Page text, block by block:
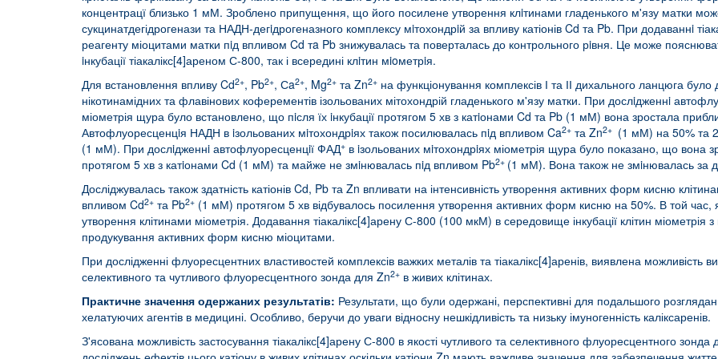
концентрацї близько 1 мМ. Зроблено припущення, що його посилене утворення клiтинами гладенького м'язу матки
сукцинатдегідрогенази та НАДН-дегiдрогеназного комплексу мiтохондрiй за впливу катіонів Cd та Pb. При додаваннi
реагенту міоцитами матки пiд впливом Cd тa Pb знижувалась та поверталась до контрольного рiвня. Це може
iнкубації тіакалікс[4]ареном С-800, так і всередині клiтин мioметрiя.
Для встановлення впливу Cd2+, Pb2+, Сa2+, Mg2+ та Zn2+ на функціонування комплексів І та ІІ дихального ланцюга
нікотинамідних та флавінових коферементів ізольованих мітохондрій гладенького м'язу матки. При дослiдженнi
міометрія щура було встановлено, що пiсля їх iнкубації протягом 5 хв з катiонами Cd та Pb (1 мМ) вона зростала
Автофлуоресценцiя НАДН в iзольованих мiтохондрiях також посилювалась пiд впливом Ca2+ та Zn2+ (1 мМ) на 50% та
(1 мМ). При дослiдженнi автофлуоресценцiї ФАД+ в iзольованих мiтохондрiях міометрія щура було показано, що вона
протягом 5 хв з катiонами Cd (1 мМ) та майже не змiнювалась пiд впливом Pb2+ (1 мМ). Вона також не змiнювалась за
Досліджувалась також здатність катіонів Cd, Pb та Zn впливати на інтенсивність утворення активних форм кисню
впливом Cd2+ та Pb2+ (1 мМ) протягом 5 хв відбувалось посилення утворення активних форм кисню на 50%. В той
утворення клітинами міометрія. Додавання тіакалікс[4]арену С-800 (100 мкМ) в середовище інкубації клітин
продукування активних форм кисню міоцитами.
При дослідженні флуоресцентних властивостей комплексів важких металів та тіакалікс[4]аренів, виявлена можливість
селективного та чутливого флуоресцентного зонда для Zn2+ в живих клітинах.
Практичне значення одержаних результатів: Результати, що були одержані, перспективні для подальшого
хелатуючих агентів в медицині. Особливо, беручи до уваги відносну нешкідливість та низьку імуногенність каліксаренів.
З'ясована можливість застосування тіакалікс[4]арену С-800 в якості чутливого та селективного флуоресцентного зонда